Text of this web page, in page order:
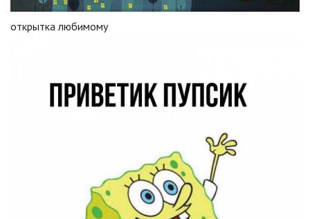
открытка любимому